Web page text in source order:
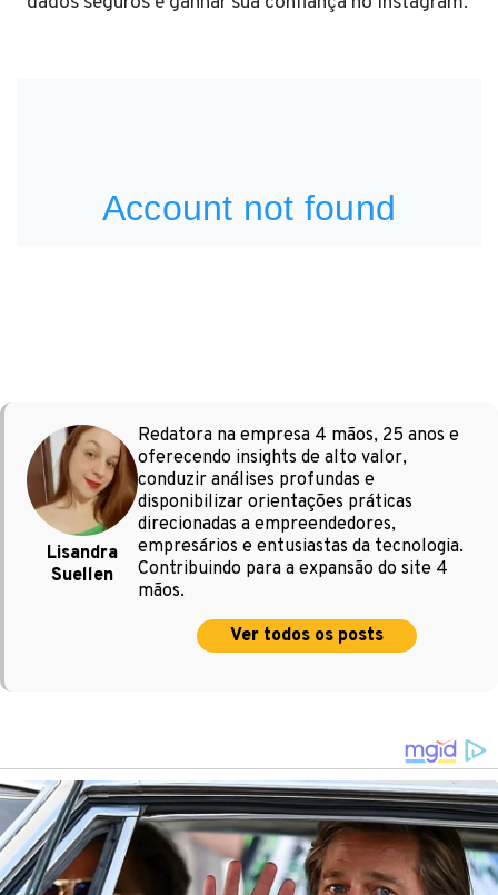
Lisandra
Suellen
Redatora na empresa 4 mãos, 25 anos e
oferecendo insights de alto valor,
conduzir análises profundas e
disponibilizar orientações práticas
direcionadas a empreendedores,
empresários e entusiastas da tecnologia.
Contribuindo para a expansão do site 4
mãos.
Ver todos os posts